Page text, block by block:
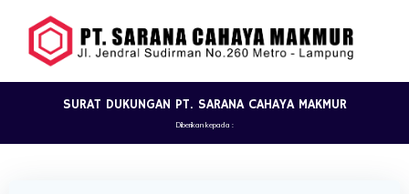
to
content
SURAT DUKUNGAN PT. SARANA CAHAYA MAKMUR
Diberikan kepada :